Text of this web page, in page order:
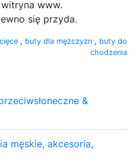
www.
się przyda.
, buty dla mężczyzn , buty do
chodzenia
&
męskie, akcesoria,